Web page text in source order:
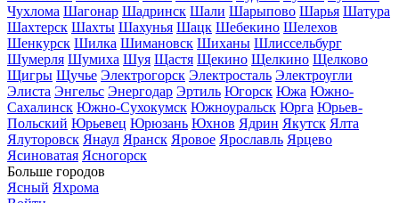
Чухлома Шагонар Шадринск Шали Шарыпово Шарья Шатура
Шахтерск Шахты Шахунья Шацк Шебекино Шелехов
Шенкурск Шилка Шимановск Шиханы Шлиссельбург
Шумерля Шумиха Шуя Щастя Щекино Щелкино Щелково
Щигры Щучье Электрогорск Электросталь Электроугли
Элиста Энгельс Энергодар Эртиль Югорск Южа Южно-
Сахалинск Южно-Сухокумск Южноуральск Юрга Юрьев-
Польский Юрьевец Юрюзань Юхнов Ядрин Якутск Ялта
Ялуторовск Янаул Яранск Яровое Ярославль Ярцево
Ясиноватая Ясногорск
Больше городов
Ясный Яхрома